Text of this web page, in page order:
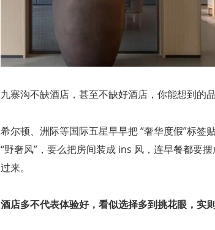
九寨沟不缺酒店，甚至不缺好酒店，你能想到的
希尔顿、洲际等国际五星早早把 “奢华度假”标
“野奢风”，要么把房间装成 ins 风，连早餐都要
过来。
酒店多不代表体验好，看似选择多到挑花眼，实